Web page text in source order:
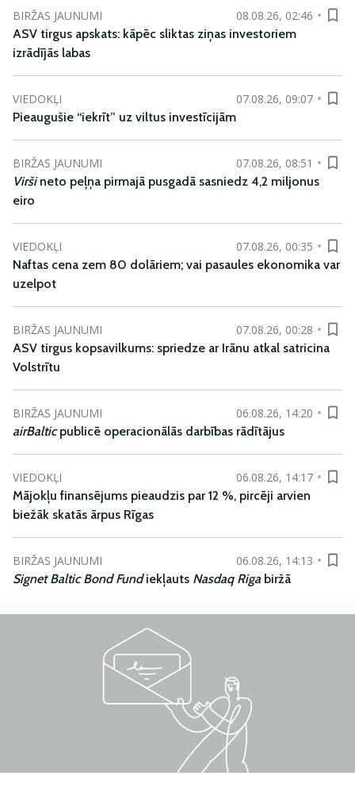
BIRŽAS JAUNUMI
08.08.26, 02:46
ASV tirgus apskats: kāpēc sliktas ziņas investoriem
izrādījās labas
VIEDOKĻI
07.08.26, 09:07
Pieaugušie “iekrīt” uz viltus investīcijām
BIRŽAS JAUNUMI
07.08.26, 08:51
Viršineto peļņa pirmajā pusgadā sasniedz 4,2 miljonus
eiro
VIEDOKĻI
07.08.26, 00:35
Naftas cena zem 80 dolāriem; vai pasaules ekonomika var
uzelpot
BIRŽAS JAUNUMI
07.08.26, 00:28
ASV tirgus kopsavilkums: spriedze ar Irānu atkal satricina
Volstrītu
BIRŽAS JAUNUMI
06.08.26, 14:20
airBalticpublicē operacionālās darbības rādītājus
VIEDOKĻI
06.08.26, 14:17
Mājokļu finansējums pieaudzis par 12 %, pircēji arvien
biežāk skatās ārpus Rīgas
BIRŽAS JAUNUMI
06.08.26, 14:13
Signet Baltic Bond Fundiekļauts Nasdaq Riga biržā